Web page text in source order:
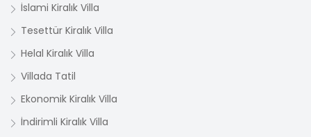
İslami Kiralık Villa
Tesettür Kiralık Villa
Helal Kiralık Villa
Villada Tatil
Ekonomik Kiralık Villa
İndirimli Kiralık Villa